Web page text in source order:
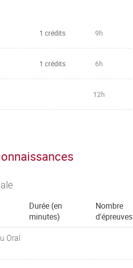
en vue de sa publication
1 crédits 9h
1 crédits 6h
12h
Durée (en
minutes)
Nombre
d'épreuves
Oral